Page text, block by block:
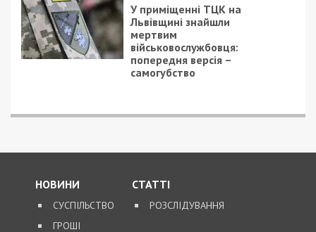
Рекламні блоки дають нам змогу
залишатися незалежними ЗМІ, а вам -
отримувати найсвіжіші новини під ними.
Читайте також